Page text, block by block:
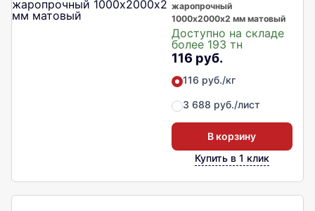
жаропрочный
1000х2000х2 мм матовый
Доступно на складе
более 193 тн
116 руб.
116 руб./кг
3 688 руб./лист
В корзину
Купить в 1 клик